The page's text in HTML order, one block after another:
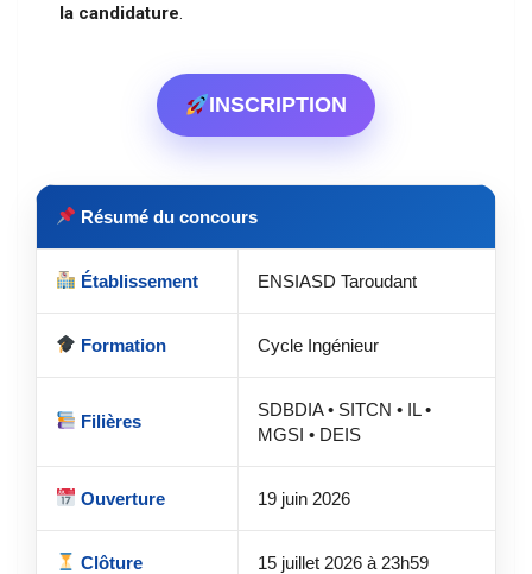
la candidature
INSCRIPTION
Résumé du concours
Établissement ENSIASD Taroudant
Formation Cycle Ingénieur
Filières
SDBDIA • SITCN • IL •
MGSI • DEIS
Ouverture 19 juin 2026
Clôture 15 juillet 2026 à 23h59